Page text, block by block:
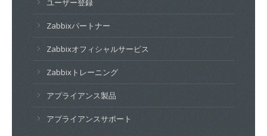
ユーザー登録
Zabbixパートナー
Zabbixオフィシャルサービス
Zabbixトレーニング
アプライアンス製品
アプライアンスサポート